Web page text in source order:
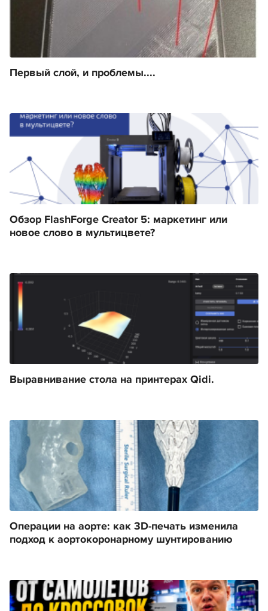
Первый слой, и проблемы....
Обзор FlashForge Creator 5: маркетинг или
новое слово в мультицвете?
Выравнивание стола на принтерах Qidi.
Операции на аорте: как 3D-печать изменила
подход к аортокоронарному шунтированию